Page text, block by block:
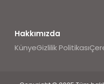
Hakkımızda
KünyeGizlilik Politikası